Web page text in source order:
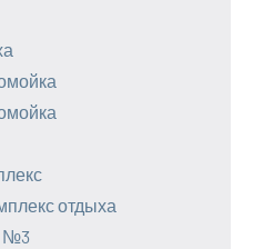
отдыха
№3